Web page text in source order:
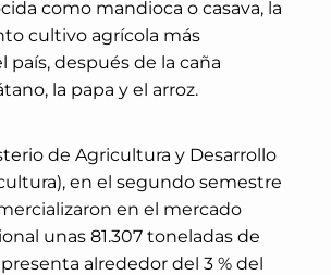
como mandioca o casava, la
cultivo agrícola más
después de la caña
la papa y el arroz.
de Agricultura y Desarrollo
en el segundo semestre
en el mercado
unas 81.307 toneladas de
alrededor del 3 % del